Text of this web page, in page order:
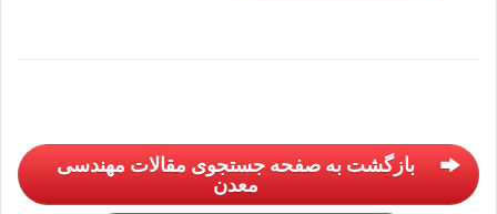
بازگشت به صفحه جستجوی مقالات مهندسی
معدن